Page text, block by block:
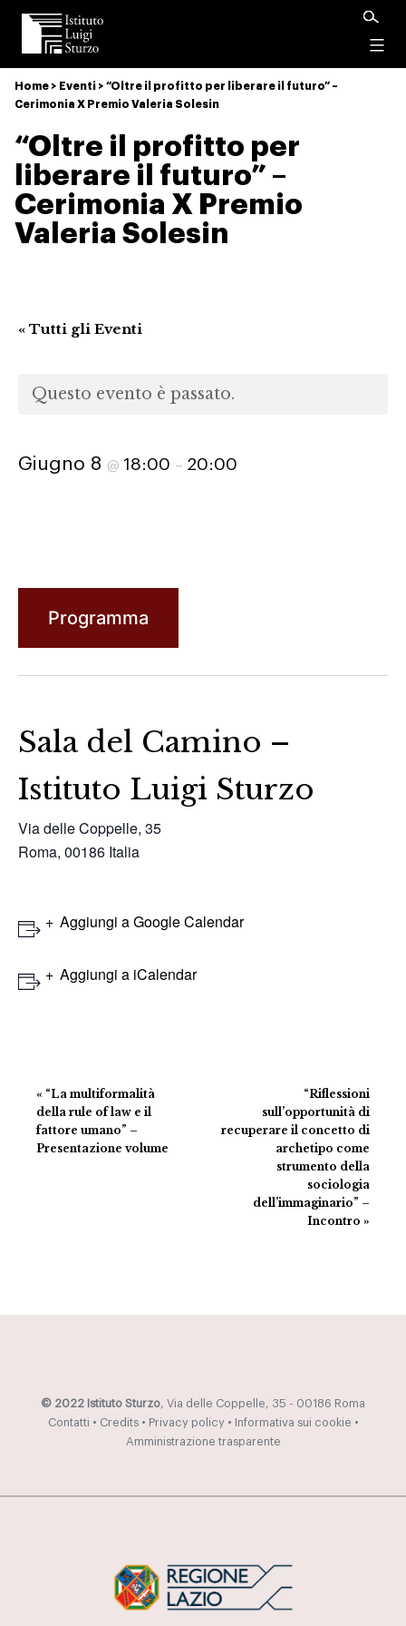
Istituto
Luigi
Sturzo
Home > Eventi > “Oltre il profitto per liberare il futuro” –
Cerimonia X Premio Valeria Solesin
“Oltre il profitto per
liberare il futuro” –
Cerimonia X Premio
Valeria Solesin
« Tutti gli Eventi
Questo evento è passato.
Giugno 8 @ 18:00 – 20:00
Programma
Sala del Camino –
Istituto Luigi Sturzo
Via delle Coppelle, 35
Roma, 00186 Italia
Aggiungi a Google Calendar
Aggiungi a iCalendar
Evento
Navigazione
« “La multiformalità
della rule of law e il
fattore umano” –
Presentazione volume
“Riflessioni
sull’opportunità di
recuperare il concetto di
archetipo come
strumento della
sociologia
dell’immaginario” –
Incontro »
© 2022 Istituto Sturzo, Via delle Coppelle, 35 - 00186 Roma
Contatti • Credits• Privacy policy• Informativa sui cookie •
Amministrazione trasparente